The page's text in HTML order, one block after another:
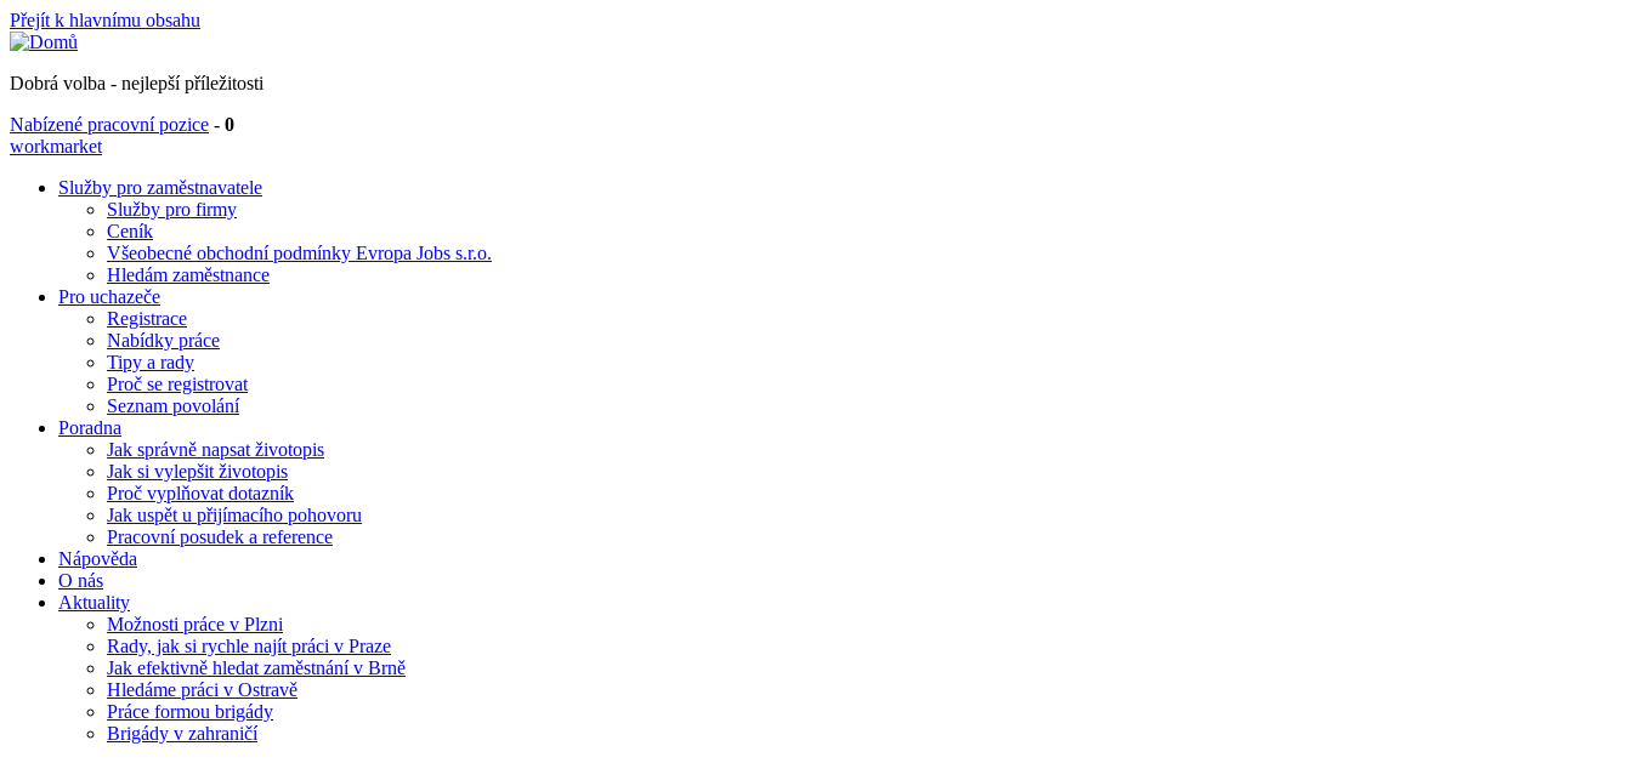
Přejít k hlavnímu obsahu
Dobrá volba - nejlepší příležitosti
Nabízené pracovní pozice - 0
workmarket
Služby pro zaměstnavatele
Služby pro firmy
Ceník
Všeobecné obchodní podmínky Evropa Jobs s.r.o.
Hledám zaměstnance
Pro uchazeče
Registrace
Nabídky práce
Tipy a rady
Proč se registrovat
Seznam povolání
Poradna
Jak správně napsat životopis
Jak si vylepšit životopis
Proč vyplňovat dotazník
Jak uspět u přijímacího pohovoru
Pracovní posudek a reference
Nápověda
O nás
Aktuality
Možnosti práce v Plzni
Rady, jak si rychle najít práci v Praze
Jak efektivně hledat zaměstnání v Brně
Hledáme práci v Ostravě
Práce formou brigády
Brigády v zahraničí